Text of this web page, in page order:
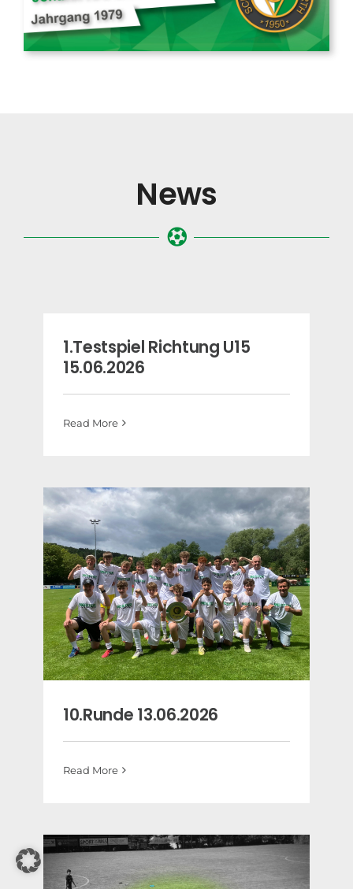
News
1.Testspiel Richtung U15
15.06.2026
Read More
10.Runde 13.06.2026
Read More